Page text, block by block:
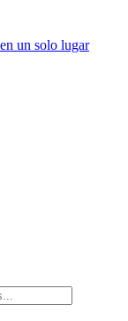
un solo lugar